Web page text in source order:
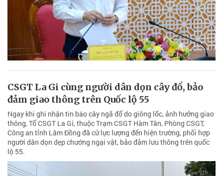
CSGT La Gi cùng người dân dọn cây đổ, bảo
đảm giao thông trên Quốc lộ 55
Ngay khi ghi nhận tin báo cây ngã đổ do giông lốc, ảnh hưởng giao
thông, Tổ CSGT La Gi, thuộc Trạm CSGT Hàm Tân, Phòng CSGT,
Công an tỉnh Lâm Đồng đã cử lực lượng đến hiện trường, phối hợp
người dân dọn dẹp chướng ngại vật, bảo đảm lưu thông trên quốc
lộ 55.